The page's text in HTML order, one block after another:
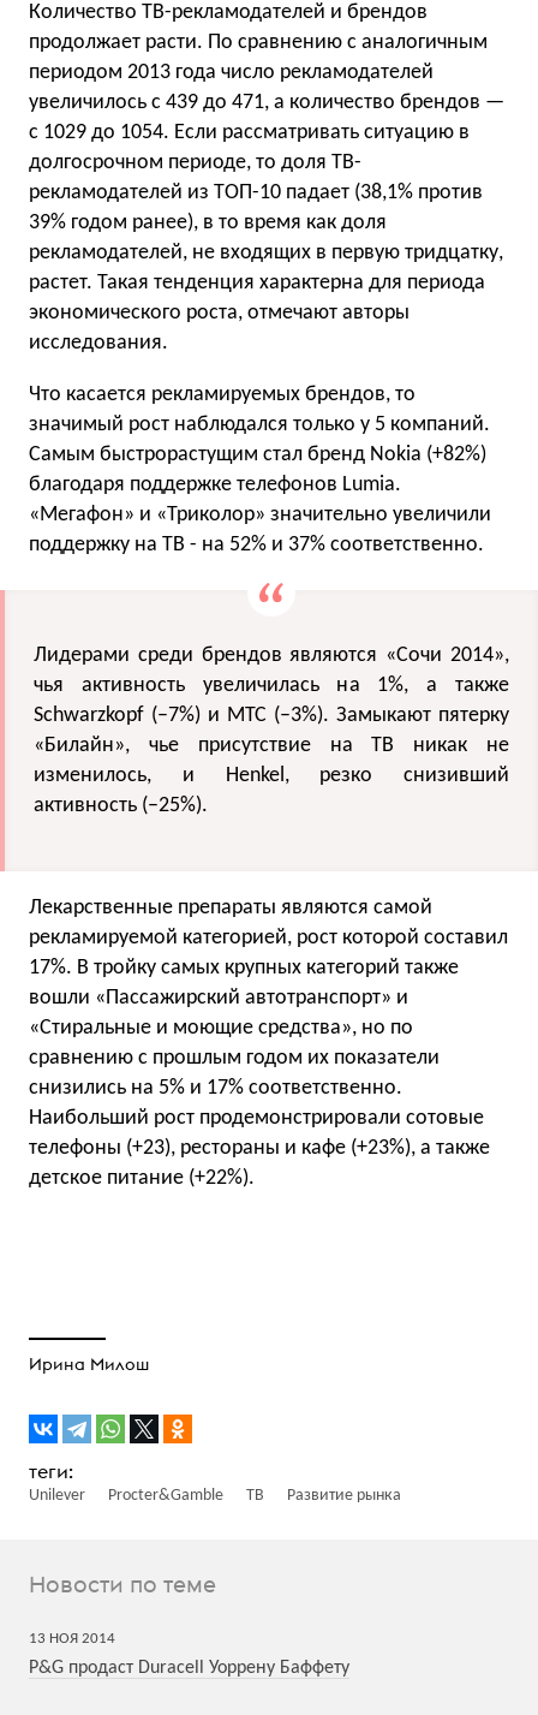
Количество ТВ-рекламодателей и брендов
продолжает расти. По сравнению с аналогичным
периодом 2013 года число рекламодателей
увеличилось с 439 до 471, а количество брендов —
с 1029 до 1054. Если рассматривать ситуацию в
долгосрочном периоде, то доля ТВ-
рекламодателей из ТОП-10 падает (38,1% против
39% годом ранее), в то время как доля
рекламодателей, не входящих в первую тридцатку,
растет. Такая тенденция характерна для периода
экономического роста, отмечают авторы
исследования.
Что касается рекламируемых брендов, то
значимый рост наблюдался только у 5 компаний.
Самым быстрорастущим стал бренд Nokia (+82%)
благодаря поддержке телефонов Lumia.
«Мегафон» и «Триколор» значительно увеличили
поддержку на ТВ - на 52% и 37% соответственно.
Лидерами среди брендов являются «Сочи 2014»,
чья активность увеличилась на 1%, а также
Schwarzkopf (–7%) и МТС (–3%). Замыкают пятерку
«Билайн», чье присутствие на ТВ никак не
изменилось, и Henkel, резко снизивший
активность (–25%).
Лекарственные препараты являются самой
рекламируемой категорией, рост которой составил
17%. В тройку самых крупных категорий также
вошли «Пассажирский автотранспорт» и
«Стиральные и моющие средства», но по
сравнению с прошлым годом их показатели
снизились на 5% и 17% соответственно.
Наибольший рост продемонстрировали сотовые
телефоны (+23), рестораны и кафе (+23%), а также
детское питание (+22%).
Ирина Милош
Unilever Procter&Gamble ТВ Развитие рынка
Новости по теме
13 НОЯ 2014
P&G продаст Duracell Уоррену Баффету